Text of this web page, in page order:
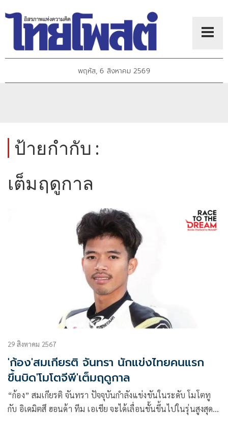
พฤหัส, 6 สิงหาคม 2569
ป้ายกำกับ :
เต็มฤดูกาล
29 สิงหาคม 2567
'ก้อง'สมเกียรติ จันทรา นักแข่งไทยคนแรก
ขึ้นบิด'โมโตจีพี'เต็มฤดูกาล
“ก้อง” สมเกียรติ จันทรา ปัจจุบันกำลังแข่งขันในระดับ โมโตทู
กับ อิเดมิตสึ ฮอนด้า ทีม เอเชีย จะได้เลื่อนชั้นขึ้นไปในรุ่นสูงสุด